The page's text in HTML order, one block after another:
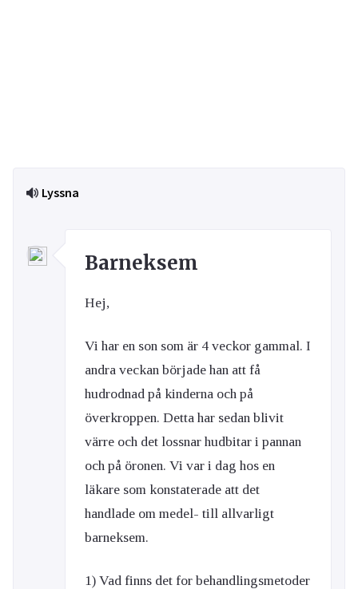
Lyssna
Barneksem
Hej,
Vi har en son som är 4 veckor gammal. I
andra veckan började han att få
hudrodnad på kinderna och på
överkroppen. Detta har sedan blivit
värre och det lossnar hudbitar i pannan
och på öronen. Vi var i dag hos en
läkare som konstaterade att det
handlade om medel- till allvarligt
barneksem.
1) Vad finns det for behandlingsmetoder